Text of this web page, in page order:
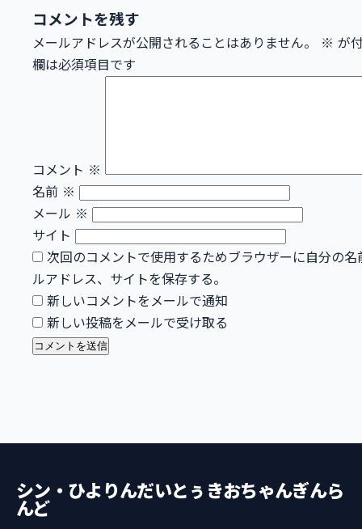
コメントを残す
メールアドレスが公開されることはありません。 ※ が
欄は必須項目です
コメント ※
名前 ※
メール ※
サイト
次回のコメントで使用するためブラウザーに自分の名
ルアドレス、サイトを保存する。
新しいコメントをメールで通知
新しい投稿をメールで受け取る
シン・ひよりんだいとぅきおちゃんぎんら
んど